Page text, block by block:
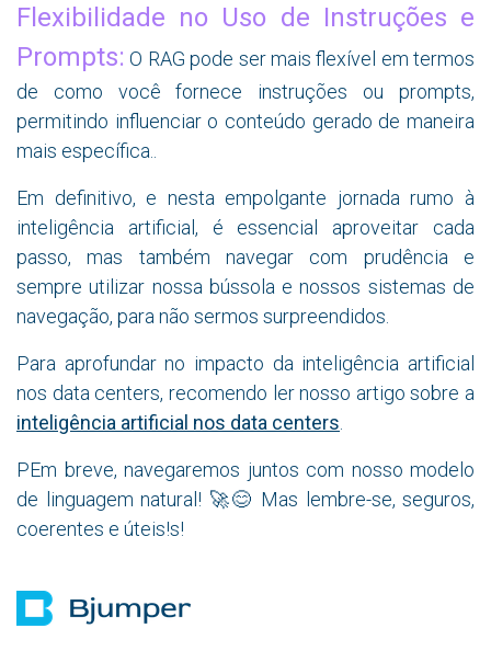
Flexibilidade no Uso de Instruções e
Prompts: O RAG pode ser mais flexível em termos
de como você fornece instruções ou prompts,
permitindo influenciar o conteúdo gerado de maneira
mais específica..
Em definitivo, e nesta empolgante jornada rumo à
inteligência artificial, é essencial aproveitar cada
passo, mas também navegar com prudência e
sempre utilizar nossa bússola e nossos sistemas de
navegação, para não sermos surpreendidos.
Para aprofundar no impacto da inteligência artificial
nos data centers, recomendo ler nosso artigo sobre a
inteligência artificial nos data centers
PEm breve, navegaremos juntos com nosso modelo
de linguagem natural! 🚀😊 Mas lembre-se, seguros,
coerentes e úteis!s!